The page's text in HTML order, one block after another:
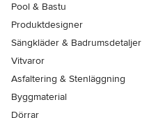
Pool & Bastu
Produktdesigner
Sängkläder & Badrumsdetaljer
Vitvaror
Asfaltering & Stenläggning
Byggmaterial
Dörrar